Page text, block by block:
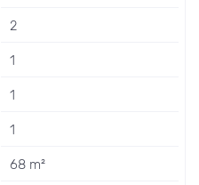
2
1
1
1
68 m²